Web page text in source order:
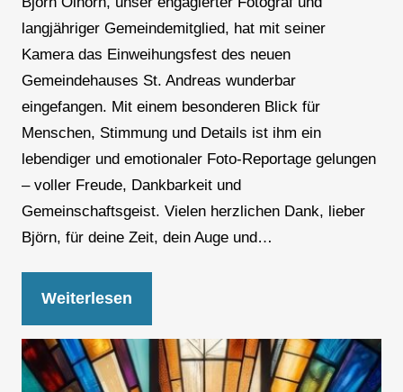
langjähriger Gemeindemitglied, hat mit seiner
Kamera das Einweihungsfest des neuen
Gemeindehauses St. Andreas wunderbar
eingefangen. Mit einem besonderen Blick für
Menschen, Stimmung und Details ist ihm ein
lebendiger und emotionaler Foto-Reportage gelungen
– voller Freude, Dankbarkeit und
Gemeinschaftsgeist. Vielen herzlichen Dank, lieber
Björn, für deine Zeit, dein Auge und…
Weiterlesen